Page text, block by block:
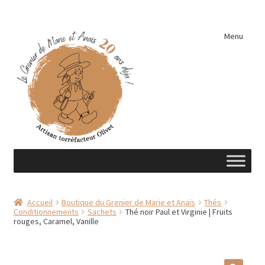
navigation
contenu
Menu
A découvrir …
Accueil Boutique du Grenier de Marie et Anaïs
Thés
Conditionnements
Sachets
Thé noir Paul et Virginie | Fruits
rouges, Caramel, Vanille